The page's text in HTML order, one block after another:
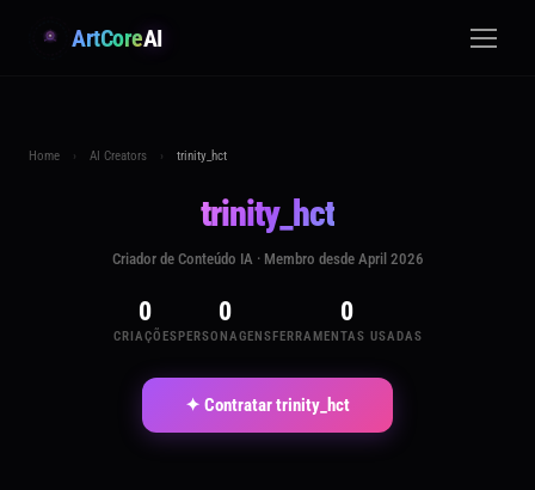
ArtCoreAI
Home › AI Creators › trinity_hct
trinity_hct
Criador de Conteúdo IA · Membro desde April 2026
0
CRIAÇÕES
0
PERSONAGENS
0
FERRAMENTAS USADAS
✦ Contratar trinity_hct